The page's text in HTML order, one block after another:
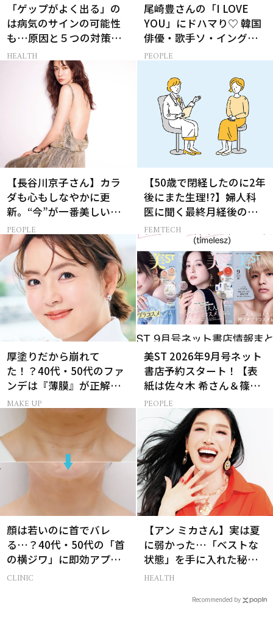
「ゲップがよく出る」の
は病気のサインの可能性
も…原因と５つの対策
【薬剤師監修】
HEALTH
尾崎豊さんの「I LOVE
YOU」にドハマり♡ 韓国
俳優・歌手ソ・イングク
さんの音楽がすべての人
PEOPLE
【長谷川京子さん】カラ
ダも心もしなやかに更
新。“今”が一番美しい
［特別画像集］
PEOPLE
【50歳で閉経したのに2年
後にまた生理!?】婦人科
医に聞く最終月経後の出
血の対処法
FEMTECH
厚塗りだから崩れて
た！？40代・50代のファ
ンデは『薄膜』が正解で
した
MAKE UP
美ST 2026年9月号ネット
書店予約スタート！【表
紙は佐々木 希さん＆篠塚
大輝さん】
PEOPLE
顔は若いのに首でバレ
る…？40代・50代の「首
の横ジワ」に即効アプロ
ーチする最新美容医療と
CLINIC
【アン ミカさん】実は夏
に弱かった…「ベストな
状態」を手に入れた秘訣
とは？
HEALTH
Recommended by